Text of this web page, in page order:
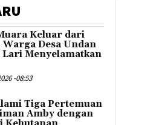
Keluar dari
Warga Desa Undan
Lari Menyelamatkan
-08:53
Tiga Pertemuan
Amby dengan